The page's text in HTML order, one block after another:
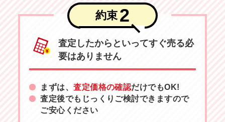
約束 2
査定したからといってすぐ売る必
要はありません
まずは、査定価格の確認だけでもOK!
査定後でもじっくりご検討できますので
ご安心ください